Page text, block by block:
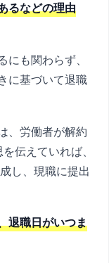
るなどの理由
にも関わらず、
に基づいて退職
、労働者が解約
伝えていれば、
し、現職に提出
退職日がいつま